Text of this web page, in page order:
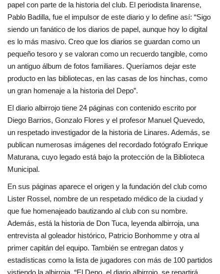
papel con parte de la historia del club. El periodista linarense,
Pablo Badilla, fue el impulsor de este diario y lo define así: “Sigo
siendo un fanático de los diarios de papel, aunque hoy lo digital
es lo más masivo. Creo que los diarios se guardan como un
pequeño tesoro y se valoran como un recuerdo tangible, como
un antiguo álbum de fotos familiares. Queríamos dejar este
producto en las bibliotecas, en las casas de los hinchas, como
un gran homenaje a la historia del Depo”.
El diario albirrojo tiene 24 páginas con contenido escrito por
Diego Barrios, Gonzalo Flores y el profesor Manuel Quevedo,
un respetado investigador de la historia de Linares. Además, se
publican numerosas imágenes del recordado fotógrafo Enrique
Maturana, cuyo legado está bajo la protección de la Biblioteca
Municipal.
En sus páginas aparece el origen y la fundación del club como
Lister Rossel, nombre de un respetado médico de la ciudad y
que fue homenajeado bautizando al club con su nombre.
Además, está la historia de Don Tuca, leyenda albirroja, una
entrevista al goleador histórico, Patricio Bonhomme y otra al
primer capitán del equipo. También se entregan datos y
estadísticas como la lista de jugadores con más de 100 partidos